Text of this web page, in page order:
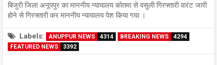
बिजुरी जिला अनूपपुर का माननीय न्यायालय कोतमा से वसुली गिरफ्तारी वारंट जारी
होने से गिरफ्तारी कर माननीय न्यायालय पेश किया गया ।
Labels: ANUPPUR NEWS 4314 BREAKING NEWS
4294
FEATURED NEWS
3392